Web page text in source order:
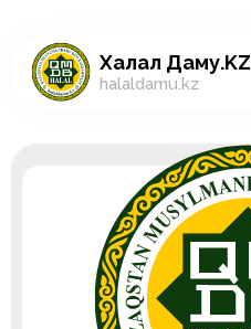
Халал Даму.KZ
halaldamu.kz